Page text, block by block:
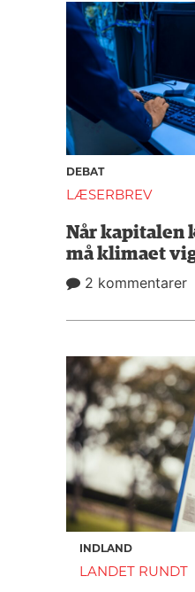
DEBAT
LÆSERBREV
Når kapitalen
må klimaet
2 kommentarer
INDLAND
LANDET RUNDT